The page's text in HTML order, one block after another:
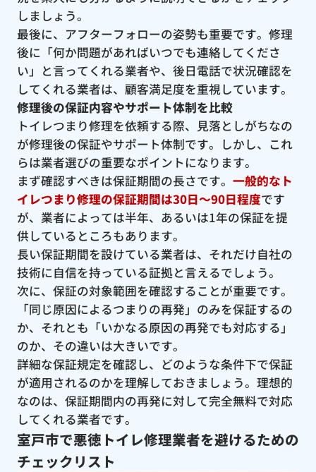
しましょう。
最後に、アフターフォローの姿勢も重要です。修理
後に「何か問題があればいつでも連絡してくださ
い」と言ってくれる業者や、後日電話で状況確認を
してくれる業者は、顧客満足度を重視しています。
修理後の保証内容やサポート体制を比較
トイレつまり修理を依頼する際、見落としがちなの
が修理後の保証やサポート体制です。しかし、これ
らは業者選びの重要なポイントになります。
まず確認すべきは保証期間の長さです。 一般的なト
イレつまり修理の保証期間は30日〜90日程度です
が、業者によっては半年、あるいは1年の保証を提
供しているところもあります。
長い保証期間を設けている業者は、それだけ自社の
技術に自信を持っている証拠と言えるでしょう。
次に、保証の対象範囲を確認することが重要です。
「同じ原因によるつまりの再発」のみを保証するの
か、それとも「いかなる原因の再発でも対応する」
のか、その違いは大きいです。
詳細な保証規定を確認し、どのような条件下で保証
が適用されるのかを理解しておきましょう。理想的
なのは、保証期間内の再発に対して完全無料で対応
してくれる業者です。
室戸市で悪徳トイレ修理業者を避けるための
チェックリスト